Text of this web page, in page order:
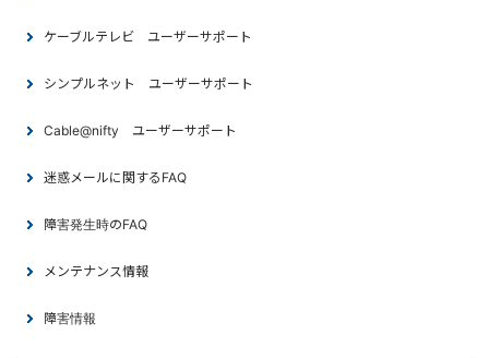
ケーブルテレビ ユーザーサポート
シンプルネット ユーザーサポート
Cable@nifty ユーザーサポート
迷惑メールに関するFAQ
障害発生時のFAQ
メンテナンス情報
障害情報